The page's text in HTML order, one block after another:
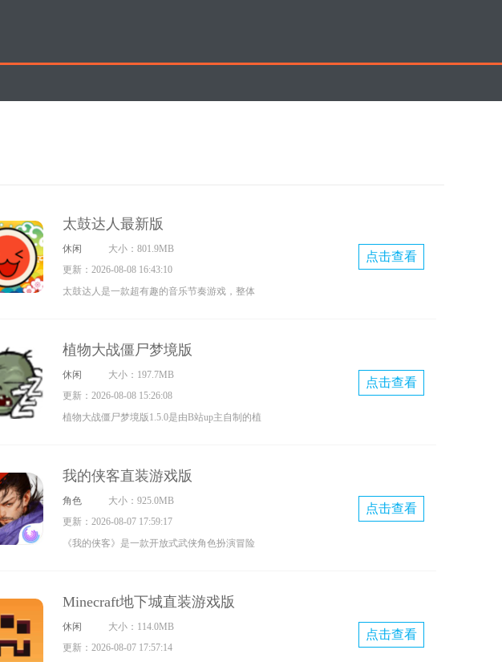
太鼓达人最新版
休闲
大小：801.9MB
更新：2026-08-08 16:43:10
太鼓达人是一款超有趣的音乐节奏游戏，整体
戏设有4个难度等级供选择，十分考验反应能
力，还有海量音乐可供自由挑战~
点击查看
植物大战僵尸梦境版
休闲
大小：197.7MB
更新：2026-08-08 15:26:08
植物大战僵尸梦境版1.5.0是由B站up主自制的植
以此获取独特效果来对抗敌人。该版本设有多
样的关卡可供挑战，还加入了多种全新的植物
和僵尸，玩家需要利用好梦境植物的机制来抵
点击查看
我的侠客直装游戏版
角色
大小：925.0MB
更新：2026-08-07 17:59:17
《我的侠客》是一款开放式武侠角色扮演冒险
凭借丰富的世界观架构，让玩家如同观赏电视
剧般沉浸于精彩剧情之中。海量支线任务为玩
家带来趣味多元的体验，而高度自由的玩法更
点击查看
Minecraft地下城直装游戏版
休闲
大小：114.0MB
更新：2026-08-07 17:57:14
点击查看